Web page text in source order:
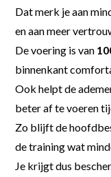
Dat merk je aan
en aan meer
De voering is van
binnenkant
Ook helpt de
beter af te voeren
Zo blijft de
de training wat
Je krijgt dus